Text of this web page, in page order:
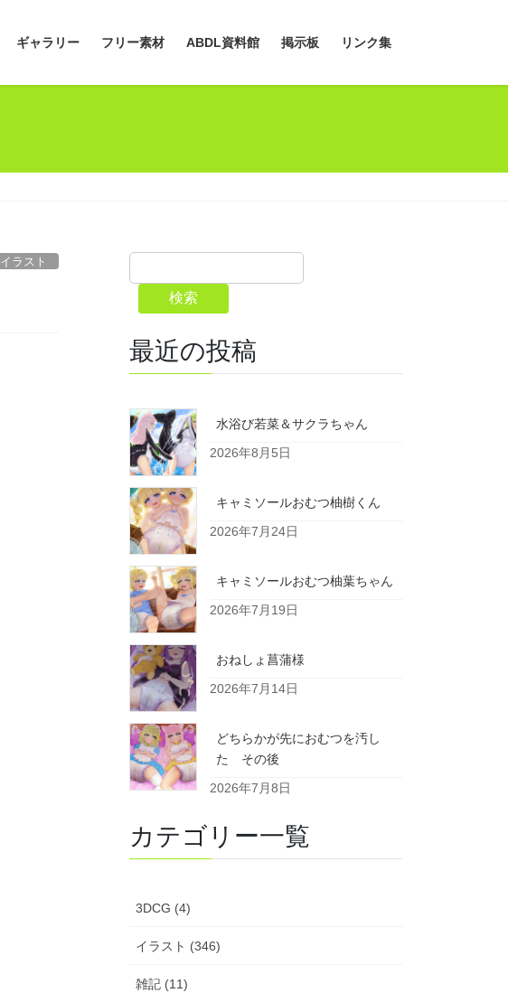
ギャラリー フリー素材 ABDL資料館 掲示板 リンク集
イラスト
検索
最近の投稿
水浴び若菜＆サクラちゃん
2026年8月5日
キャミソールおむつ柚樹くん
2026年7月24日
キャミソールおむつ柚葉ちゃん
2026年7月19日
おねしょ菖蒲様
2026年7月14日
どちらかが先におむつを汚し
た その後
2026年7月8日
カテゴリー一覧
3DCG (4)
イラスト (346)
雑記 (11)